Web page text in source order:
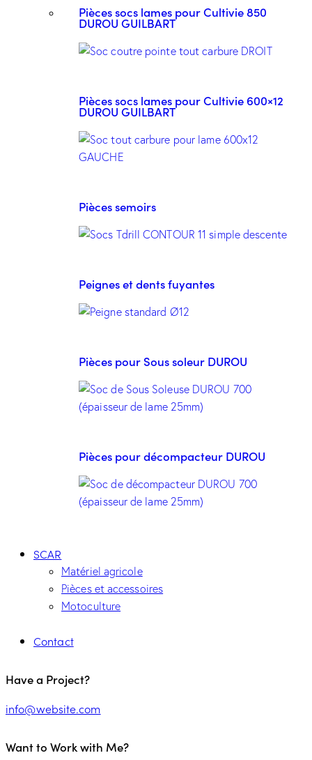
Pièces socs lames pour Cultivie 850
DUROU GUILBART
Pièces socs lames pour Cultivie 600×12
DUROU GUILBART
Pièces semoirs
Peignes et dents fuyantes
Pièces pour Sous soleur DUROU
Pièces pour décompacteur DUROU
SCAR
Matériel agricole
Pièces et accessoires
Motoculture
Contact
Have a Project?
info@website.com
Want to Work with Me?